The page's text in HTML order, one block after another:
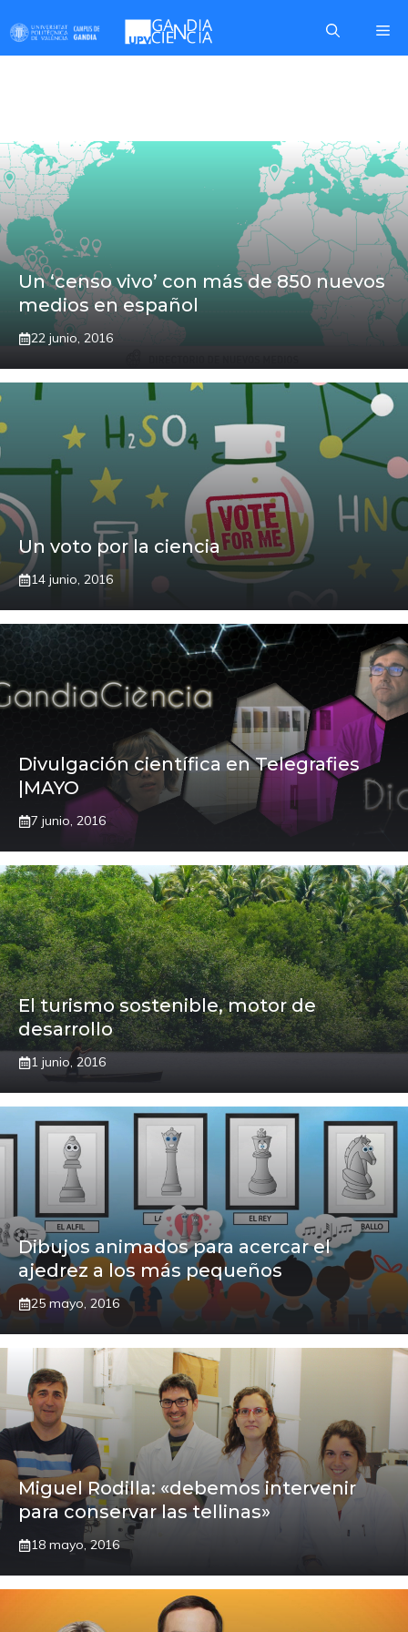
contenido
Un ‘censo vivo’ con más de 850 nuevos
medios en español
22 junio, 2016
Un voto por la ciencia
14 junio, 2016
Divulgación científica en Telegrafies
|MAYO
7 junio, 2016
El turismo sostenible, motor de
desarrollo
1 junio, 2016
Dibujos animados para acercar el
ajedrez a los más pequeños
25 mayo, 2016
Miguel Rodilla: «debemos intervenir
para conservar las tellinas»
18 mayo, 2016